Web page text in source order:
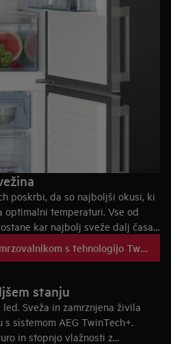
poskrbi, da so najboljši okusi, ki
optimalni temperaturi. Vse od
kar najbolj sveže dalj časa.
in vse je okusnejše. Prostoren
če kupite veliko svežih
Oglejte si hladilnike z zamrzovalnikom s tehnologijo TwinTech
stanju
Sveža in zamrznjena živila
sistemom AEG TwinTech+.
in stopnjo vlažnosti z